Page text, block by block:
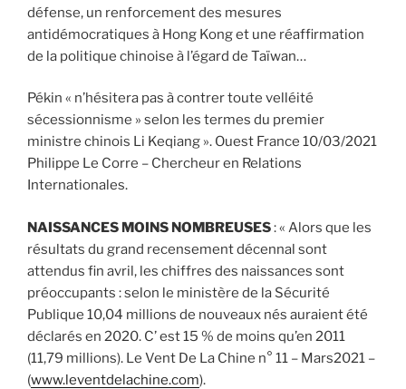
défense, un renforcement des mesures
antidémocratiques à Hong Kong et une réaffirmation
de la politique chinoise à l’égard de Taïwan…
Pékin « n’hésitera pas à contrer toute velléité
sécessionnisme » selon les termes du premier
ministre chinois Li Keqiang ». Ouest France 10/03/2021
Philippe Le Corre – Chercheur en Relations
Internationales.
NAISSANCES MOINS NOMBREUSES: « Alors que les
résultats du grand recensement décennal sont
attendus fin avril, les chiffres des naissances sont
préoccupants : selon le ministère de la Sécurité
Publique 10,04 millions de nouveaux nés auraient été
déclarés en 2020. C’ est 15 % de moins qu’en 2011
(11,79 millions). Le Vent De La Chine n° 11 – Mars2021 –
(www.leventdelachine.com).